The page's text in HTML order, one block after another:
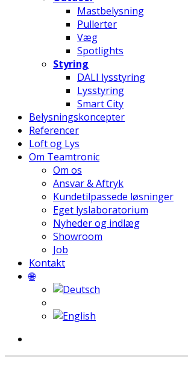
Mastbelysning
Pullerter
Væg
Spotlights
Styring
DALI lysstyring
Lysstyring
Smart City
Belysningskoncepter
Referencer
Loft og Lys
Om Teamtronic
Om os
Ansvar & Aftryk
Kundetilpassede løsninger
Eget lyslaboratorium
Nyheder og indlæg
Showroom
Job
Kontakt
🌐